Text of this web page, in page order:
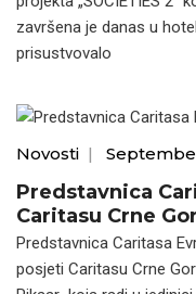
završena je danas u
prisustvovalo
Novosti |
Predstavnica
Caritasu Crne
Predstavnica Caritasa
posjeti Caritasu Crne